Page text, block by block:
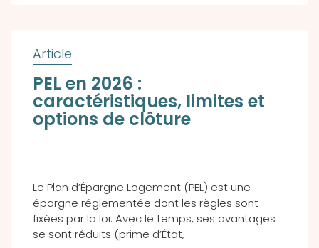
PEL en 2026 :
caractéristiques, limites et
options de clôture
Le Plan d’Épargne Logement (PEL) est une
épargne réglementée dont les règles sont
fixées par la loi. Avec le temps, ses avantages
se sont réduits (prime d’État,